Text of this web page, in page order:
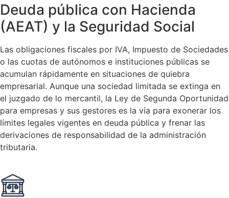
Deuda pública con Hacienda
(AEAT) y la Seguridad Social
Las obligaciones fiscales por IVA, Impuesto de Sociedades
o las cuotas de autónomos e instituciones públicas se
acumulan rápidamente en situaciones de quiebra
empresarial. Aunque una sociedad limitada se extinga en
el juzgado de lo mercantil, la Ley de Segunda Oportunidad
para empresas y sus gestores es la vía para exonerar los
límites legales vigentes en deuda pública y frenar las
derivaciones de responsabilidad de la administración
tributaria.